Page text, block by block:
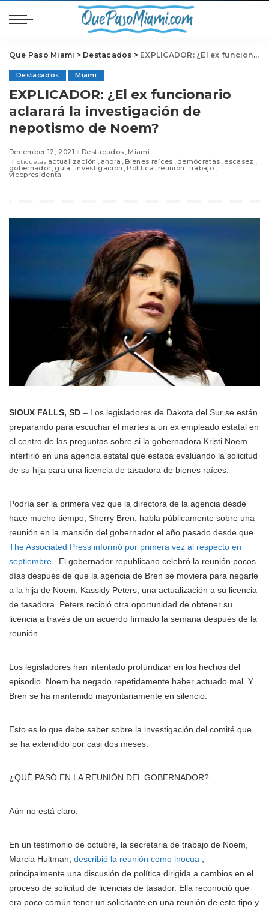
Que Paso Miami > Destacados > EXPLICADOR: ¿El ex funcionario aclarará la investigación de nepotismo de Noem?
Destacados Miami
EXPLICADOR: ¿El ex funcionario
aclarará la investigación de
nepotismo de Noem?
December 12, 2021 Destacados Miami
Etiquetas actualización ahora Bienes raíces demócratas escasez
gobernador guía investigación Política reunión trabajo
vicepresidenta
SIOUX FALLS, SD – Los legisladores de Dakota del Sur se están
preparando para escuchar el martes a un ex empleado estatal en
el centro de las preguntas sobre si la gobernadora Kristi Noem
interfirió en una agencia estatal que estaba evaluando la solicitud
de su hija para una licencia de tasadora de bienes raíces.
Podría ser la primera vez que la directora de la agencia desde
hace mucho tiempo, Sherry Bren, habla públicamente sobre una
reunión en la mansión del gobernador el año pasado desde que
The Associated Press informó por primera vez al respecto en
septiembre . El gobernador republicano celebró la reunión pocos
días después de que la agencia de Bren se moviera para negarle
a la hija de Noem, Kassidy Peters, una actualización a su licencia
de tasadora. Peters recibió otra oportunidad de obtener su
licencia a través de un acuerdo firmado la semana después de la
reunión.
Los legisladores han intentado profundizar en los hechos del
episodio. Noem ha negado repetidamente haber actuado mal. Y
Bren se ha mantenido mayoritariamente en silencio.
Esto es lo que debe saber sobre la investigación del comité que
se ha extendido por casi dos meses:
¿QUÉ PASÓ EN LA REUNIÓN DEL GOBERNADOR?
Aún no está claro.
En un testimonio de octubre, la secretaria de trabajo de Noem,
Marcia Hultman, describió la reunión como inocua
principalmente una discusión de política dirigida a cambios en el
proceso de solicitud de licencias de tasador. Ella reconoció que
era poco común tener un solicitante en una reunión de este tipo y